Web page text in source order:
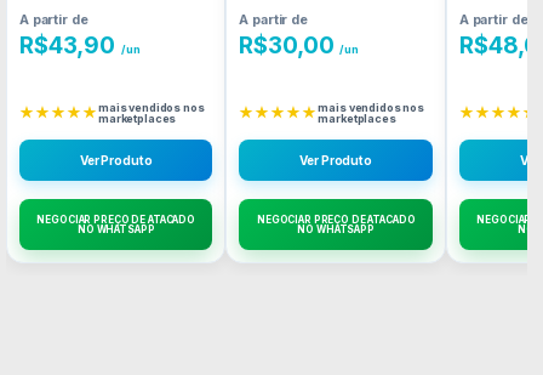
A partir de
R$43,90 /un
★★★★★mais vendidos nos
marketplaces
Ver Produto
NEGOCIAR PREÇO DE ATACADO
NO WHATSAPP
A partir de
R$30,00 /un
★★★★★mais vendidos nos
marketplaces
Ver Produto
NEGOCIAR PREÇO DE ATACADO
NO WHATSAPP
A partir de
R$
★★★★★
NEGOCIAR
NO